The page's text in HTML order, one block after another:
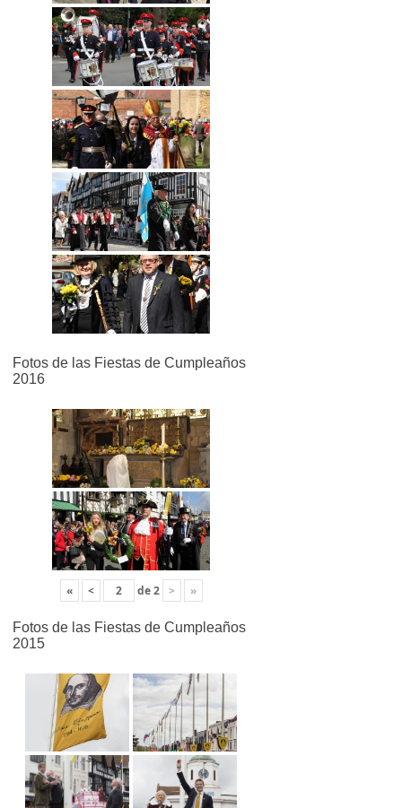
Fotos de las Fiestas de Cumpleaños
2016
« < de2 > »
Fotos de las Fiestas de Cumpleaños
2015